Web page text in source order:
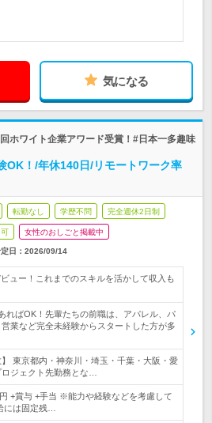
気になる
ホワイト企業アワード受賞！#日本一多趣味
OK！/年休140日/リモートワーク率
転勤なし 学歴不問 完全週休2日制
女性のおしごと掲載中
定日：2026/09/14
ュー！これまでのスキルを活かして収入も
ればOK！先輩たちの前職は、アパレル、パ
業など完全未経験からスタートした方が多
】 東京都内・神奈川・埼玉・千葉・大阪・愛
ジェクト先勤務とな…
+賞与 +手当 ※能力や経験などを考慮して
は固定残…